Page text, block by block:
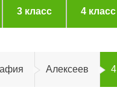
3 класс 4 класс
Алексеев 4